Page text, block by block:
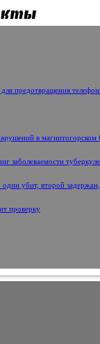
предотвращения
в
заболеваемости
убит, второй задержан,
проверку